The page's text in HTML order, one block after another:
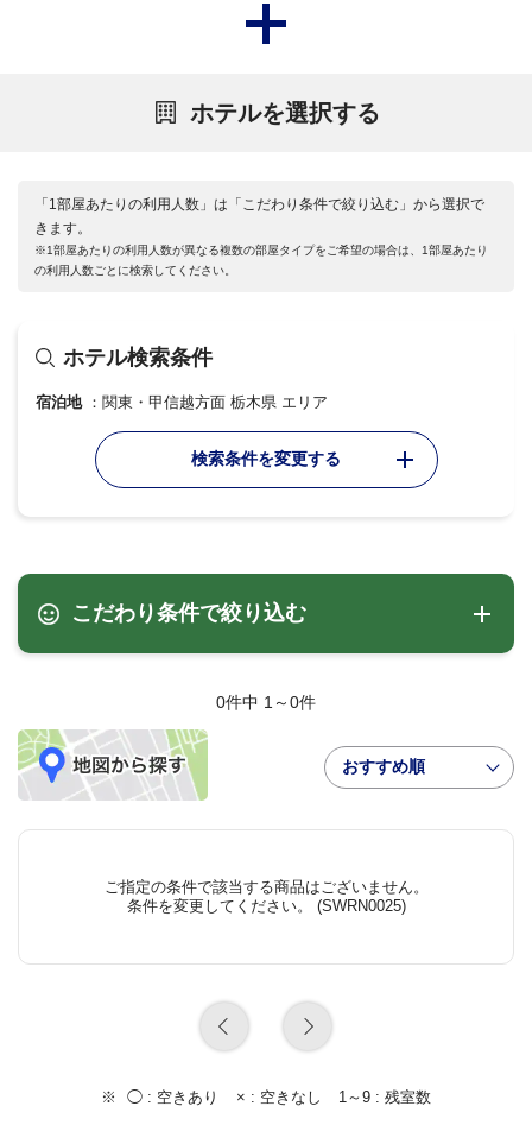
ホテルを選択する
「1部屋あたりの利用人数」は「こだわり条件で絞り込む」から選択で
きます。
※1部屋あたりの利用人数が異なる複数の部屋タイプをご希望の場合は、1部屋あたり
の利用人数ごとに検索してください。
ホテル検索条件
宿泊地 関東・甲信越方面 栃木県 エリア
検索条件を変更する
こだわり条件で絞り込む
0件中 1～0件
おすすめ順
ご指定の条件で該当する商品はございません。
条件を変更してください。 (SWRN0025)
◯ : 空きあり × : 空きなし 1～9 : 残室数